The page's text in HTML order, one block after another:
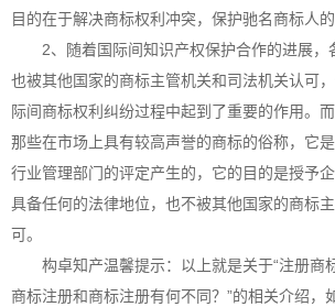
目的在于解决商标权利冲突，保护驰名商标人的
2、随着国际间知识产权保护合作的进展，
也被其他国家的商标主管机关和司法机关认可
际间商标权利纠纷过程中起到了重要的作用。
那些在市场上具有较高声誉的商标的俗称，它
行业管理部门的评定产生的，它的目的是授予
具备任何的法律地位，也不被其他国家的商标
可。
构卓知产温馨提示：以上就是关于“注册商
商标注册和商标注册有何不同？”的相关介绍，